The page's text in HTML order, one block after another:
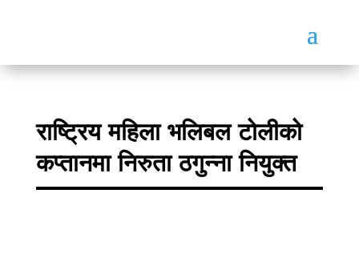
राष्ट्रिय महिला भलिबल टोलीको
कप्तानमा निरुता ठगुन्ना नियुक्त